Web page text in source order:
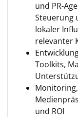
und PR-
Steuerung
lokaler
relevanter
Toolkits,
und ROI